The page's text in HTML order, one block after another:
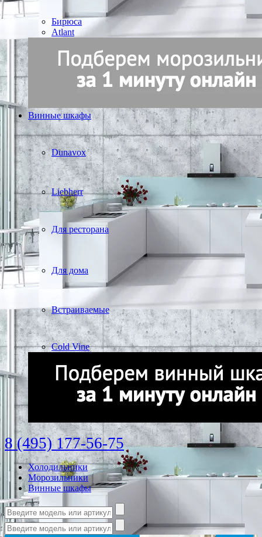
Бирюса
Atlant
Винные шкафы
Dunavox
Liebherr
Для ресторана
Для дома
Встраиваемые
Cold Vine
8 (495) 177-56-75
Холодильники
Морозильники
Винные шкафы